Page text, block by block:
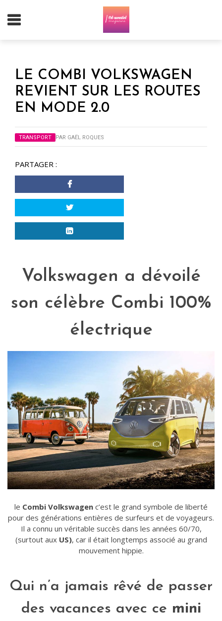
LE COMBI VOLKSWAGEN
REVIENT SUR LES ROUTES
EN MODE 2.0
TRANSPORT PAR GAËL ROQUES
PARTAGER :
Volkswagen a dévoilé
son célèbre Combi 100%
électrique
le Combi Volkswagen c’est le grand symbole de liberté
pour des générations entières de surfeurs et de voyageurs.
Il a connu un véritable succès dans les années 60/70,
(surtout aux US), car il était longtemps associé au grand
mouvement hippie.
Qui n’a jamais rêvé de passer
des vacances avec ce mini